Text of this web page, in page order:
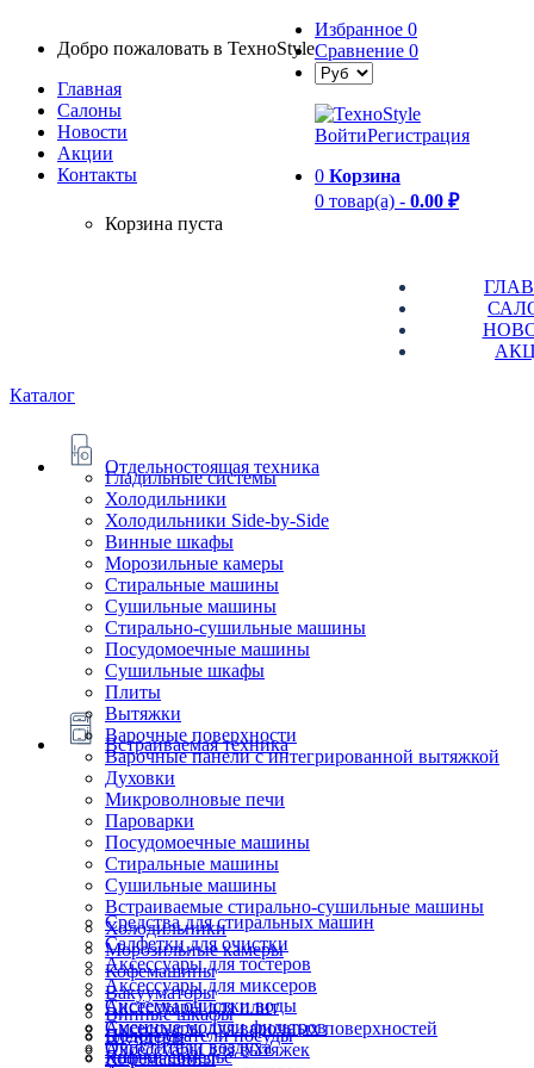
Добро пожаловать в TexноStyle
Главная
Салоны
Новости
Aкции
Контакты
Избранное 0
Сравнение 0
ВойтиРегистрация
0 Корзина
0 товар(а) - 0.00 ₽
Корзина пуста
Каталог
Отдельностоящая техника
Гладильные системы
Холодильники
Холодильники Side-by-Side
Винные шкафы
Морозильные камеры
Стиральные машины
Сушильные машины
Стирально-сушильные машины
Посудомоечные машины
Сушильные шкафы
Плиты
Встраиваемая техника
Вытяжки
Варочные поверхности
Варочные панели с интегрированной вытяжкой
Духовки
Микроволновые печи
Пароварки
Посудомоечные машины
Стиральные машины
Сушильные машины
Встраиваемые стирально-сушильные машины
Холодильники
Морозильные камеры
Кофемашины
Вакууматоры
Винные шкафы
Подогреватели посуды
Ящики сомелье
Блендеры
Кофемашины
Очистители воздуха
Системы очистки воды
Сменные модули фильтров
Аксессуары для тостеров
Аксессуары для миксеров
Аксессуары для плит
Аксессуары для варочных поверхностей
Аксессуары для вытяжек
Средства для стиральных машин
Салфетки для очистки